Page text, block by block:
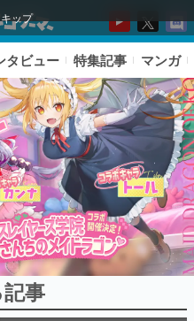
ップ
タビュー 特集記事 マンガ
事